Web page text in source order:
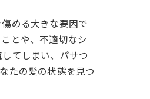
める大きな要因で
とや、不適切なシ
てしまい、パサつ
たの髪の状態を見つ